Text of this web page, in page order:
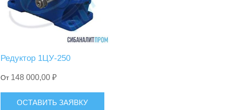
Редуктор 1ЦУ-250
От 148 000,00 ₽
ОСТАВИТЬ ЗАЯВКУ